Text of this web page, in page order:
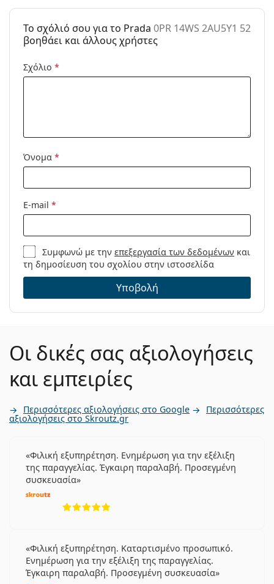
Άλλα
Τύπος:
Γυναικεία
Κατηγορία:
Γυαλιά Ηλίου Επώνυμες Μάρκες
Μάρκα:
Μοντέλο:
To σχόλιό σου για το Prada 0PR 14WS 2AU5Y1 52
βοηθάει και άλλους χρήστες
Σχόλιο *
Όνομα *
E-mail *
Συμφωνώ με τηνεπεξεργασία των δεδομένων και
τη δημοσίευση του σχολίου στην ιστοσελίδα
Υποβολή
Οι δικές σας αξιολογήσεις
και εμπειρίες
Περισσότερες αξιολογήσεις στο Google Περισσότερες
αξιολογήσεις στο Skroutz.gr
Φιλική εξυπηρέτηση. Ενημέρωση για την εξέλιξη
της παραγγελίας. Έγκαιρη παραλαβή. Προσεγμένη
συσκευασία
Φιλική εξυπηρέτηση. Καταρτισμένο προσωπικό.
Ενημέρωση για την εξέλιξη της παραγγελίας.
Έγκαιρη παραλαβή. Προσεγμένη συσκευασία